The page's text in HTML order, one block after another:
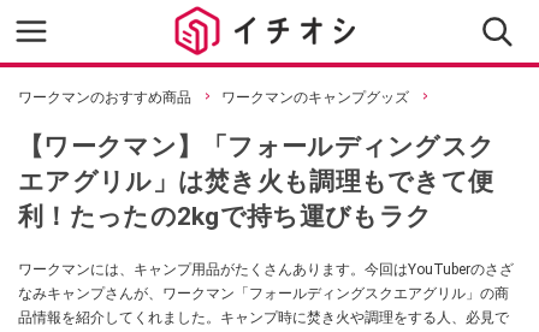
ワークマンのおすすめ商品 ワークマンのキャンプグッズ
【ワークマン】「フォールディングスク
エアグリル」は焚き火も調理もできて便
利！たったの2kgで持ち運びもラク
ワークマンには、キャンプ用品がたくさんあります。今回はYouTuberのさざ
なみキャンプさんが、ワークマン「フォールディングスクエアグリル」の商
品情報を紹介してくれました。キャンプ時に焚き火や調理をする人、必見で